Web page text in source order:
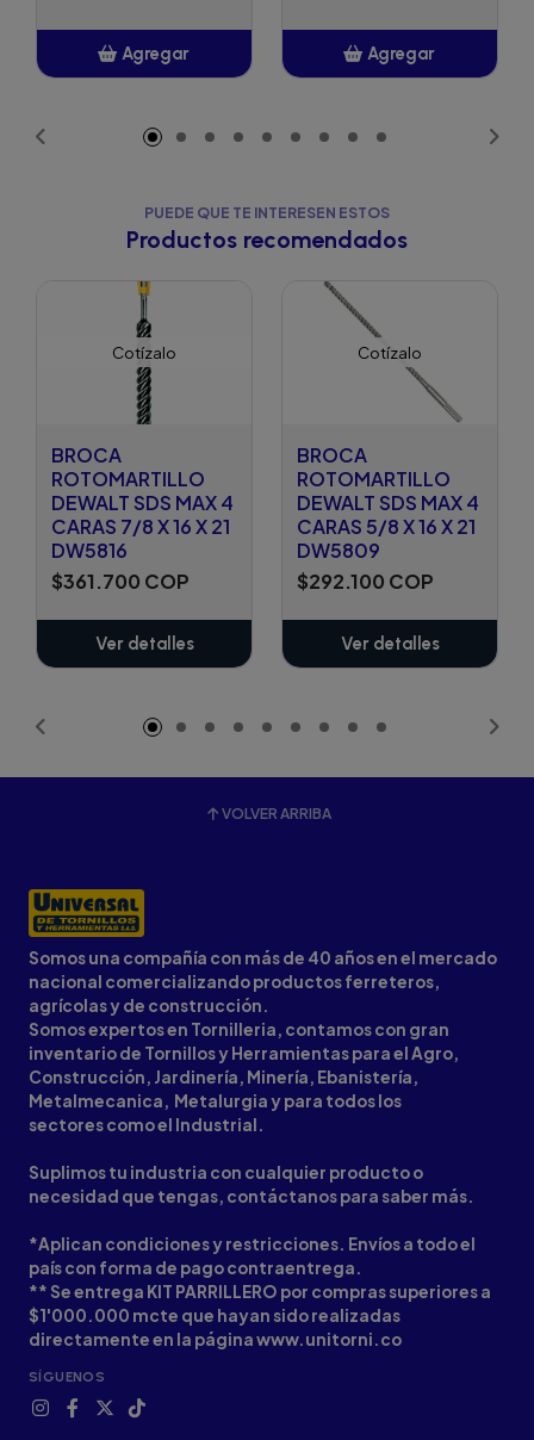
Agregar Agregar
PUEDE QUE TE INTERESEN ESTOS
Productos recomendados
Cotízalo
BROCA
ROTOMARTILLO
DEWALT SDS MAX 4
CARAS 7/8 X 16 X 21
DW5816
$361.700 COP
Ver detalles
Cotízalo
BROCA
ROTOMARTILLO
DEWALT SDS MAX 4
CARAS 5/8 X 16 X 21
DW5809
$292.100 COP
Ver detalles
VOLVER ARRIBA
Somos una compañía con más de 40 años en el mercado
nacional comercializando productos ferreteros,
agrícolas y de construcción.
Somos expertos en Tornilleria, contamos con gran
inventario de Tornillos y Herramientas para el Agro,
Construcción, Jardinería, Minería, Ebanistería,
Metalmecanica, Metalurgia y para todos los
sectores como el Industrial.
Suplimos tu industria con cualquier producto o
necesidad que tengas, contáctanos para saber más.
*Aplican condiciones y restricciones. Envíos a todo el
país con forma de pago contraentrega.
** Se entrega KIT PARRILLERO por compras superiores a
$1'000.000 mcte que hayan sido realizadas
directamente en la página www.unitorni.co
SÍGUENOS